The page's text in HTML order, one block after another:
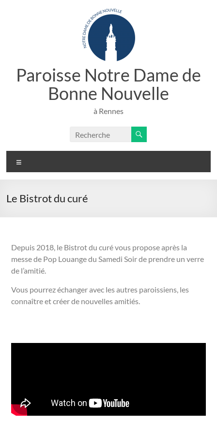
Paroisse Notre Dame de
Bonne Nouvelle
à Rennes
Le Bistrot du curé
Depuis 2018, le Bistrot du curé vous propose après la
messe de Pop Louange du Samedi Soir de prendre un verre
de l’amitié.
Vous pourrez échanger avec les autres paroissiens, les
connaître et créer de nouvelles amitiés.